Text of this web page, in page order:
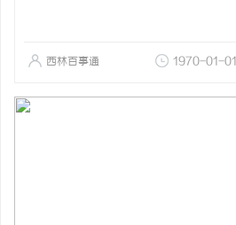
西林百事通 1970-01-01